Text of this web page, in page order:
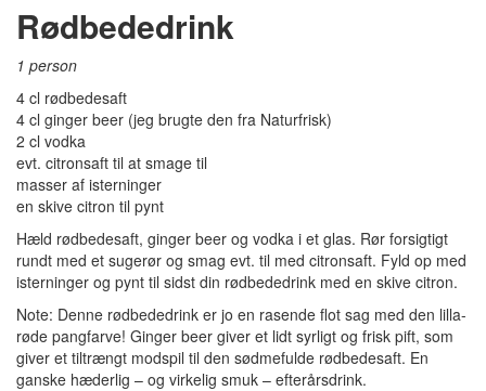
Rødbededrink
1 person
4 cl rødbedesaft
4 cl ginger beer (jeg brugte den fra Naturfrisk)
2 cl vodka
evt. citronsaft til at smage til
masser af isterninger
en skive citron til pynt
Hæld rødbedesaft, ginger beer og vodka i et glas. Rør forsigtigt
rundt med et sugerør og smag evt. til med citronsaft. Fyld op med
isterninger og pynt til sidst din rødbededrink med en skive citron.
Note: Denne rødbededrink er jo en rasende flot sag med den lilla-
røde pangfarve! Ginger beer giver et lidt syrligt og frisk pift, som
giver et tiltrængt modspil til den sødmefulde rødbedesaft. En
ganske hæderlig – og virkelig smuk – efterårsdrink.